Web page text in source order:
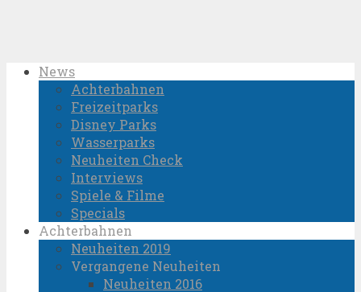
News
Achterbahnen
Freizeitparks
Disney Parks
Wasserparks
Neuheiten Check
Interviews
Spiele & Filme
Specials
Achterbahnen
Neuheiten 2019
Vergangene Neuheiten
Neuheiten 2016